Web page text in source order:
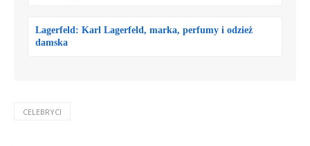
Lagerfeld: Karl Lagerfeld, marka, perfumy i odzież
damska
CELEBRYCI